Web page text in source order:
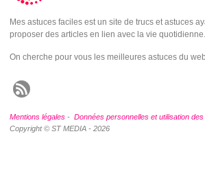
Mes astuces faciles est un site de trucs et astuces
proposer des articles en lien avec la vie quotidienne.
On cherche pour vous les meilleures astuces du
Mentions légales - Données personnelles et utilisation
Copyright © ST MEDIA - 2026